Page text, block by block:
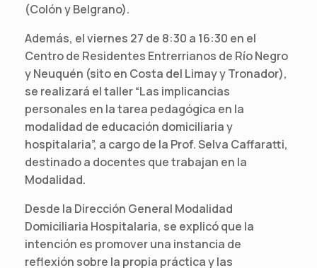
(Colón y Belgrano).
Además, el viernes 27 de 8:30 a 16:30 en el
Centro de Residentes Entrerrianos de Río Negro
y Neuquén (sito en Costa del Limay y Tronador),
se realizará el taller “Las implicancias
personales en la tarea pedagógica en la
modalidad de educación domiciliaria y
hospitalaria”, a cargo de la Prof. Selva Caffaratti,
destinado a docentes que trabajan en la
Modalidad.
Desde la Dirección General Modalidad
Domiciliaria Hospitalaria, se explicó que la
intención es promover una instancia de
reflexión sobre la propia práctica y las